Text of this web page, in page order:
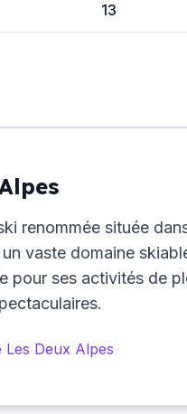
13
renommée située
vaste domaine
pour ses activités de
Les Deux Alpes